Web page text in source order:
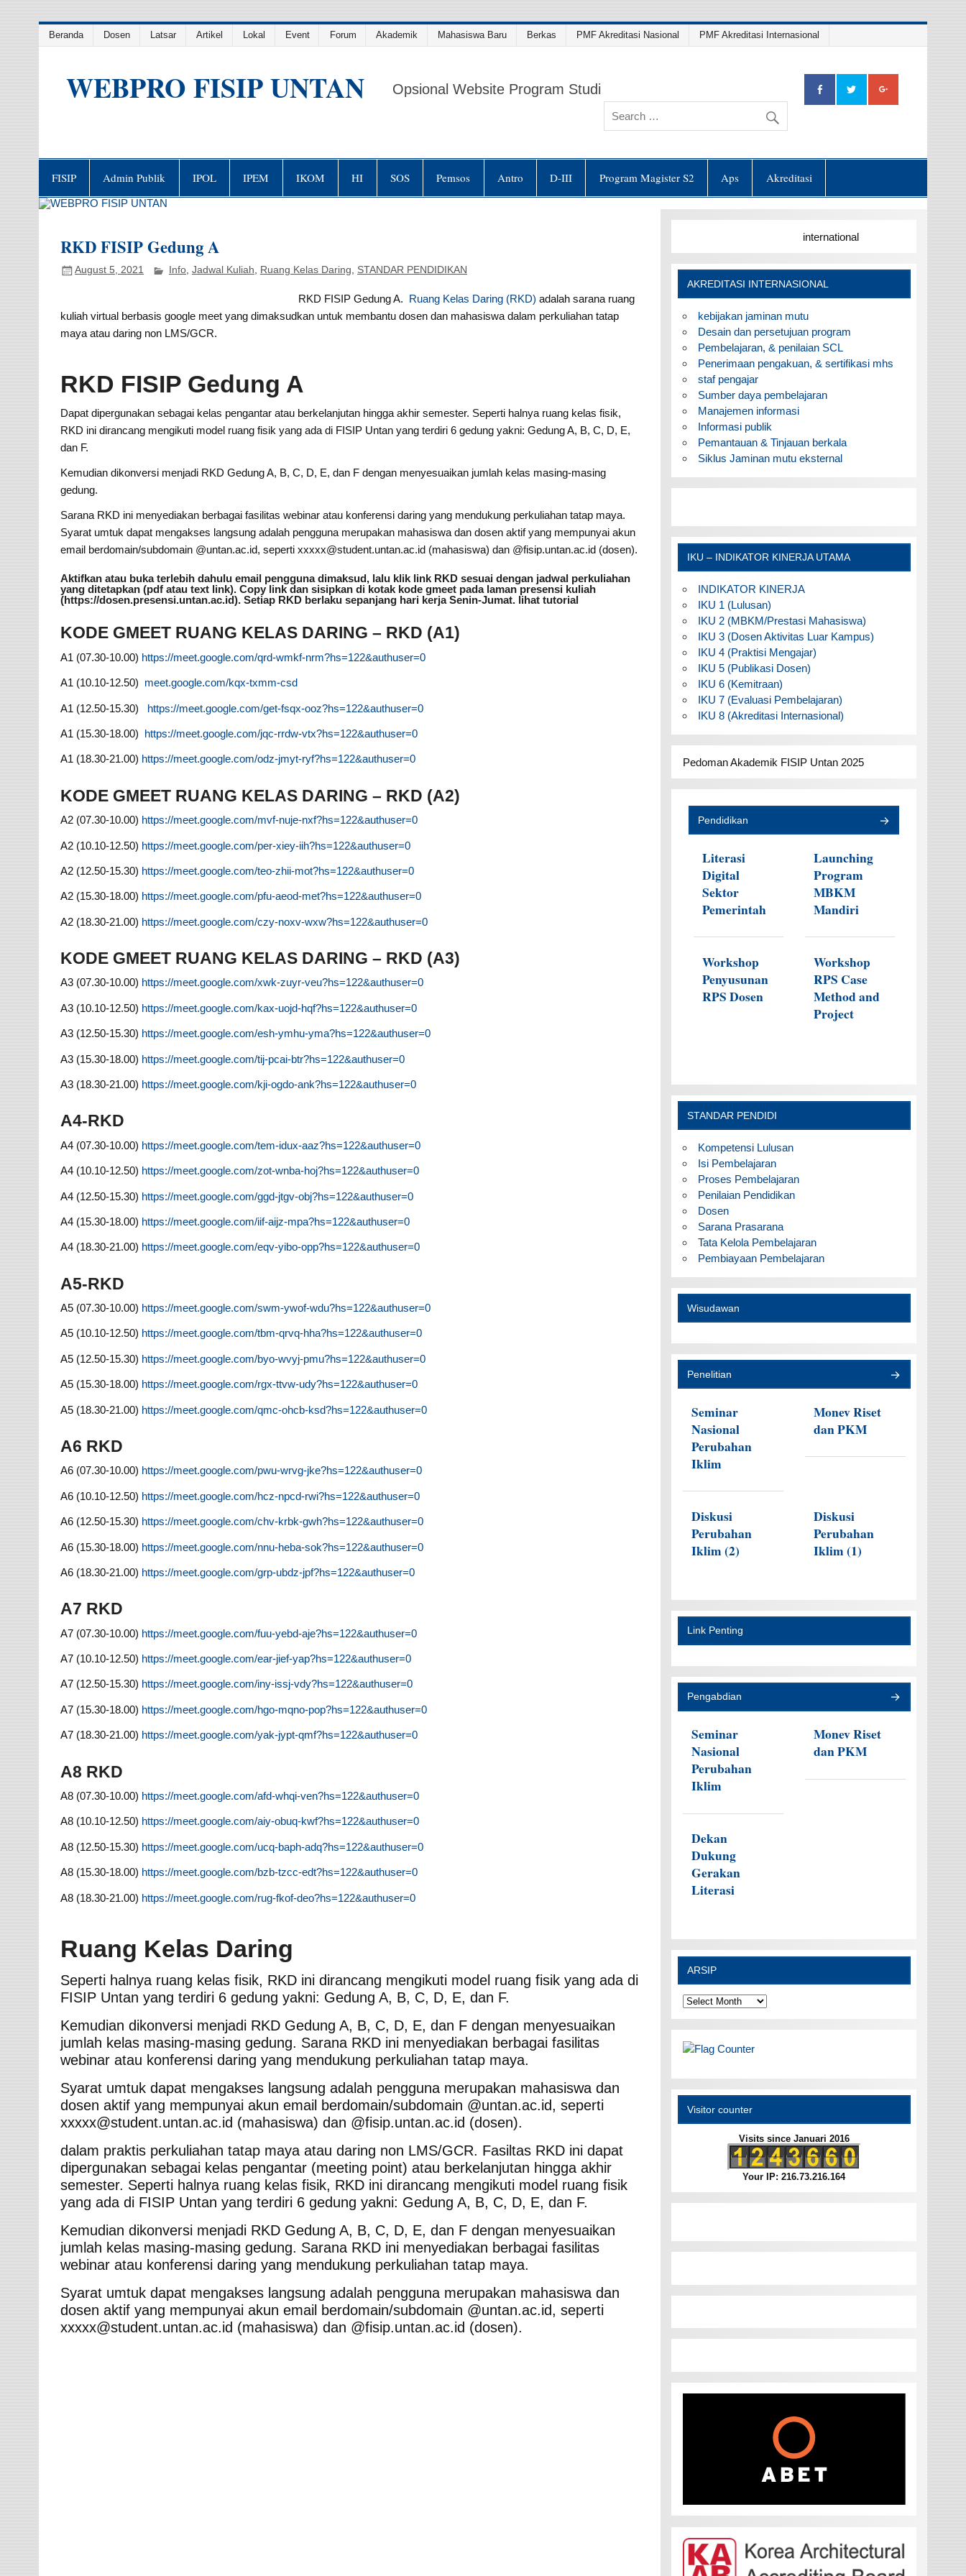
Beranda Dosen Latsar Artikel Lokal Event Forum Akademik Mahasiswa Baru Berkas PMF Akreditasi Nasional PMF Akreditasi Internasional
WEBPRO FISIP UNTAN Opsional Website Program Studi
FISIP Admin Publik IPOL IPEM IKOM HI SOS Pemsos Antro D-III Program Magister S2 Aps Akreditasi
RKD FISIP Gedung A
August 5, 2021 Info, Jadwal Kuliah, Ruang Kelas Daring, STANDAR PENDIDIKAN
RKD FISIP Gedung A. Ruang Kelas Daring (RKD) adalah sarana ruang
kuliah virtual berbasis google meet yang dimaksudkan untuk membantu dosen dan mahasiswa dalam perkuliahan tatap
maya atau daring non LMS/GCR.
RKD FISIP Gedung A
Dapat dipergunakan sebagai kelas pengantar atau berkelanjutan hingga akhir semester. Seperti halnya ruang kelas fisik,
RKD ini dirancang mengikuti model ruang fisik yang ada di FISIP Untan yang terdiri 6 gedung yakni: Gedung A, B, C, D, E,
dan F.
Kemudian dikonversi menjadi RKD Gedung A, B, C, D, E, dan F dengan menyesuaikan jumlah kelas masing-masing
gedung.
Sarana RKD ini menyediakan berbagai fasilitas webinar atau konferensi daring yang mendukung perkuliahan tatap maya.
Syarat umtuk dapat mengakses langsung adalah pengguna merupakan mahasiswa dan dosen aktif yang mempunyai akun
email berdomain/subdomain @untan.ac.id, seperti xxxxx@student.untan.ac.id (mahasiswa) dan @fisip.untan.ac.id (dosen).
Aktifkan atau buka terlebih dahulu email pengguna dimaksud, lalu klik link RKD sesuai dengan jadwal perkuliahan
yang ditetapkan (pdf atau text link). Copy link dan sisipkan di kotak kode gmeet pada laman presensi kuliah
(https://dosen.presensi.untan.ac.id). Setiap RKD berlaku sepanjang hari kerja Senin-Jumat. lihat tutorial
KODE GMEET RUANG KELAS DARING – RKD (A1)
A1 (07.30-10.00) https://meet.google.com/qrd-wmkf-nrm?hs=122&authuser=0
A1 (10.10-12.50) meet.google.com/kqx-txmm-csd
A1 (12.50-15.30) https://meet.google.com/get-fsqx-ooz?hs=122&authuser=0
A1 (15.30-18.00) https://meet.google.com/jqc-rrdw-vtx?hs=122&authuser=0
A1 (18.30-21.00) https://meet.google.com/odz-jmyt-ryf?hs=122&authuser=0
KODE GMEET RUANG KELAS DARING – RKD (A2)
A2 (07.30-10.00) https://meet.google.com/mvf-nuje-nxf?hs=122&authuser=0
A2 (10.10-12.50) https://meet.google.com/per-xiey-iih?hs=122&authuser=0
A2 (12.50-15.30) https://meet.google.com/teo-zhii-mot?hs=122&authuser=0
A2 (15.30-18.00) https://meet.google.com/pfu-aeod-met?hs=122&authuser=0
A2 (18.30-21.00) https://meet.google.com/czy-noxv-wxw?hs=122&authuser=0
KODE GMEET RUANG KELAS DARING – RKD (A3)
A3 (07.30-10.00) https://meet.google.com/xwk-zuyr-veu?hs=122&authuser=0
A3 (10.10-12.50) https://meet.google.com/kax-uojd-hqf?hs=122&authuser=0
A3 (12.50-15.30) https://meet.google.com/esh-ymhu-yma?hs=122&authuser=0
A3 (15.30-18.00) https://meet.google.com/tij-pcai-btr?hs=122&authuser=0
A3 (18.30-21.00) https://meet.google.com/kji-ogdo-ank?hs=122&authuser=0
A4-RKD
A4 (07.30-10.00) https://meet.google.com/tem-idux-aaz?hs=122&authuser=0
A4 (10.10-12.50) https://meet.google.com/zot-wnba-hoj?hs=122&authuser=0
A4 (12.50-15.30) https://meet.google.com/ggd-jtgv-obj?hs=122&authuser=0
A4 (15.30-18.00) https://meet.google.com/iif-aijz-mpa?hs=122&authuser=0
A4 (18.30-21.00) https://meet.google.com/eqv-yibo-opp?hs=122&authuser=0
A5-RKD
A5 (07.30-10.00) https://meet.google.com/swm-ywof-wdu?hs=122&authuser=0
A5 (10.10-12.50) https://meet.google.com/tbm-qrvq-hha?hs=122&authuser=0
A5 (12.50-15.30) https://meet.google.com/byo-wvyj-pmu?hs=122&authuser=0
A5 (15.30-18.00) https://meet.google.com/rgx-ttvw-udy?hs=122&authuser=0
A5 (18.30-21.00) https://meet.google.com/qmc-ohcb-ksd?hs=122&authuser=0
A6 RKD
A6 (07.30-10.00) https://meet.google.com/pwu-wrvg-jke?hs=122&authuser=0
A6 (10.10-12.50) https://meet.google.com/hcz-npcd-rwi?hs=122&authuser=0
A6 (12.50-15.30) https://meet.google.com/chv-krbk-gwh?hs=122&authuser=0
A6 (15.30-18.00) https://meet.google.com/nnu-heba-sok?hs=122&authuser=0
A6 (18.30-21.00) https://meet.google.com/grp-ubdz-jpf?hs=122&authuser=0
A7 RKD
A7 (07.30-10.00) https://meet.google.com/fuu-yebd-aje?hs=122&authuser=0
A7 (10.10-12.50) https://meet.google.com/ear-jief-yap?hs=122&authuser=0
A7 (12.50-15.30) https://meet.google.com/iny-issj-vdy?hs=122&authuser=0
A7 (15.30-18.00) https://meet.google.com/hgo-mqno-pop?hs=122&authuser=0
A7 (18.30-21.00) https://meet.google.com/yak-jypt-qmf?hs=122&authuser=0
A8 RKD
A8 (07.30-10.00) https://meet.google.com/afd-whqi-ven?hs=122&authuser=0
A8 (10.10-12.50) https://meet.google.com/aiy-obuq-kwf?hs=122&authuser=0
A8 (12.50-15.30) https://meet.google.com/ucq-baph-adq?hs=122&authuser=0
A8 (15.30-18.00) https://meet.google.com/bzb-tzcc-edt?hs=122&authuser=0
A8 (18.30-21.00) https://meet.google.com/rug-fkof-deo?hs=122&authuser=0
Ruang Kelas Daring
Seperti halnya ruang kelas fisik, RKD ini dirancang mengikuti model ruang fisik yang ada di
FISIP Untan yang terdiri 6 gedung yakni: Gedung A, B, C, D, E, dan F.
Kemudian dikonversi menjadi RKD Gedung A, B, C, D, E, dan F dengan menyesuaikan
jumlah kelas masing-masing gedung. Sarana RKD ini menyediakan berbagai fasilitas
webinar atau konferensi daring yang mendukung perkuliahan tatap maya.
Syarat umtuk dapat mengakses langsung adalah pengguna merupakan mahasiswa dan
dosen aktif yang mempunyai akun email berdomain/subdomain @untan.ac.id, seperti
xxxxx@student.untan.ac.id (mahasiswa) dan @fisip.untan.ac.id (dosen).
dalam praktis perkuliahan tatap maya atau daring non LMS/GCR. Fasiltas RKD ini dapat
dipergunakan sebagai kelas pengantar (meeting point) atau berkelanjutan hingga akhir
semester. Seperti halnya ruang kelas fisik, RKD ini dirancang mengikuti model ruang fisik
yang ada di FISIP Untan yang terdiri 6 gedung yakni: Gedung A, B, C, D, E, dan F.
Kemudian dikonversi menjadi RKD Gedung A, B, C, D, E, dan F dengan menyesuaikan
jumlah kelas masing-masing gedung. Sarana RKD ini menyediakan berbagai fasilitas
webinar atau konferensi daring yang mendukung perkuliahan tatap maya.
Syarat umtuk dapat mengakses langsung adalah pengguna merupakan mahasiswa dan
dosen aktif yang mempunyai akun email berdomain/subdomain @untan.ac.id, seperti
xxxxx@student.untan.ac.id (mahasiswa) dan @fisip.untan.ac.id (dosen).
international
AKREDITASI INTERNASIONAL
kebijakan jaminan mutu
Desain dan persetujuan program
Pembelajaran, & penilaian SCL
Penerimaan pengakuan, & sertifikasi mhs
staf pengajar
Sumber daya pembelajaran
Manajemen informasi
Informasi publik
Pemantauan & Tinjauan berkala
Siklus Jaminan mutu eksternal
IKU – INDIKATOR KINERJA UTAMA
INDIKATOR KINERJA
IKU 1 (Lulusan)
IKU 2 (MBKM/Prestasi Mahasiswa)
IKU 3 (Dosen Aktivitas Luar Kampus)
IKU 4 (Praktisi Mengajar)
IKU 5 (Publikasi Dosen)
IKU 6 (Kemitraan)
IKU 7 (Evaluasi Pembelajaran)
IKU 8 (Akreditasi Internasional)
Pedoman Akademik FISIP Untan 2025
Pendidikan
Literasi
Digital
Sektor
Pemerintah
Launching
Program
MBKM
Mandiri
Workshop
Penyusunan
RPS Dosen
Workshop
RPS Case
Method and
Project
STANDAR PENDIDI
Kompetensi Lulusan
Isi Pembelajaran
Proses Pembelajaran
Penilaian Pendidikan
Dosen
Sarana Prasarana
Tata Kelola Pembelajaran
Pembiayaan Pembelajaran
Wisudawan
Penelitian
Seminar
Nasional
Perubahan
Iklim
Monev Riset
dan PKM
Diskusi
Perubahan
Iklim (2)
Diskusi
Perubahan
Iklim (1)
Link Penting
Pengabdian
Seminar
Nasional
Perubahan
Iklim
Monev Riset
dan PKM
Dekan
Dukung
Gerakan
Literasi
ARSIP
ARSIP
Visitor counter
Visits since Januari 2016
Your IP: 216.73.216.164